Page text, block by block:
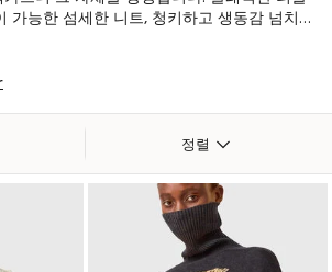
가능한 섬세한 니트, 청키하고 생동감 넘치는
한 기준에 따라 제작됩니다.정렬